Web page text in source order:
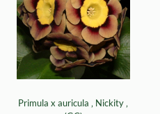
Primula x auricula ‚ Nickity ‚